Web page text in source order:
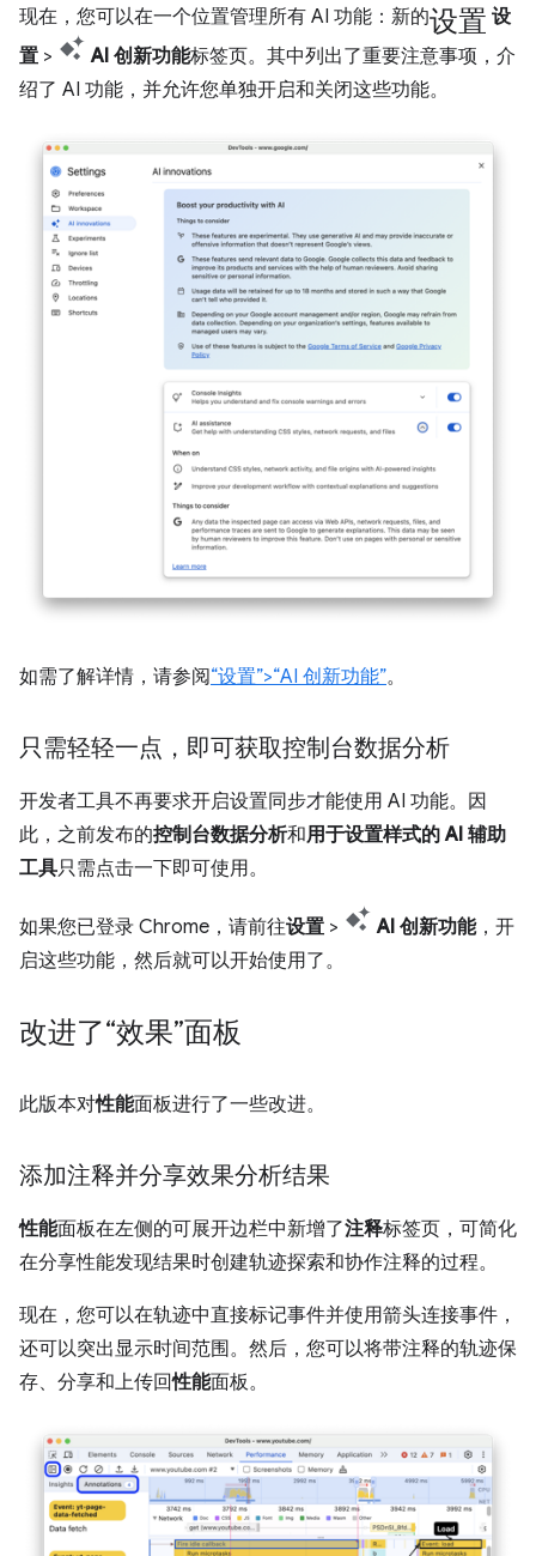
现在，您可以在一个位置管理所有 AI 功能：新的设置 设
置 > AI 创新功能标签页。其中列出了重要注意事项，介
绍了 AI 功能，并允许您单独开启和关闭这些功能。
如需了解详情，请参阅“设置”>“AI 创新功能”。
只需轻轻一点，即可获取控制台数据分析
开发者工具不再要求开启设置同步才能使用 AI 功能。因
此，之前发布的控制台数据分析和用于设置样式的 AI 辅助
工具只需点击一下即可使用。
如果您已登录 Chrome，请前往设置 > AI 创新功能，开
启这些功能，然后就可以开始使用了。
改进了“效果”面板
此版本对性能面板进行了一些改进。
添加注释并分享效果分析结果
性能面板在左侧的可展开边栏中新增了注释标签页，可简化
在分享性能发现结果时创建轨迹探索和协作注释的过程。
现在，您可以在轨迹中直接标记事件并使用箭头连接事件，
还可以突出显示时间范围。然后，您可以将带注释的轨迹保
存、分享和上传回性能面板。